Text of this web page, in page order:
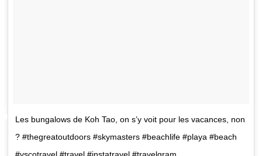
Les bungalows de Koh Tao, on s’y voit pour les vacances, non
? #thegreatoutdoors #skymasters #beachlife #playa #beach